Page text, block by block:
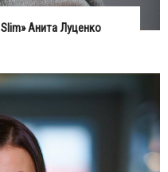
Анита Луценко